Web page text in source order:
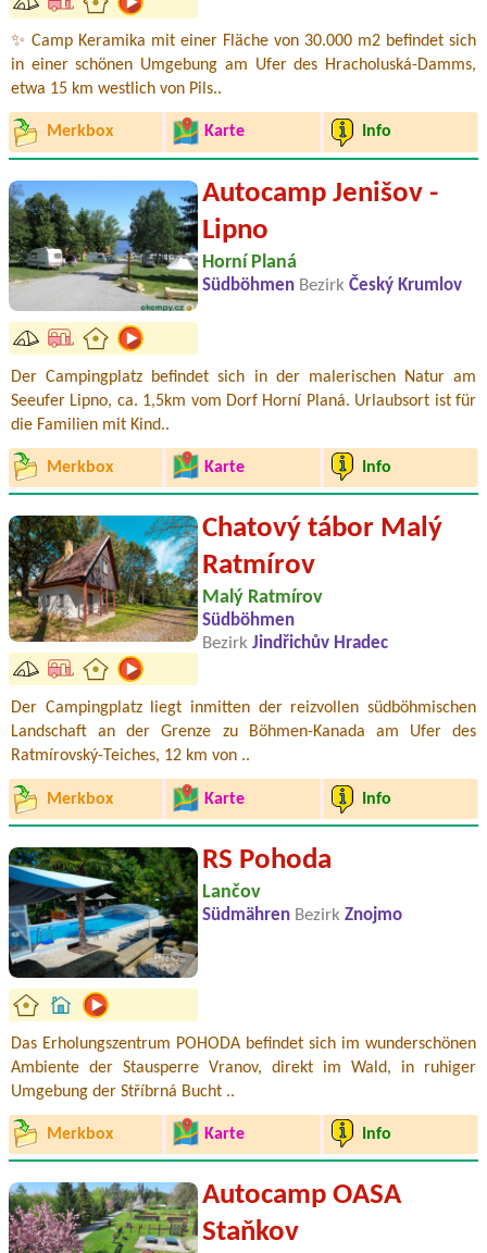
✨ Camp Keramika mit einer Fläche von 30.000 m2 befindet sich
in einer schönen Umgebung am Ufer des Hracholuská-Damms,
etwa 15 km westlich von Pils..
Merkbox Karte Info
Autocamp Jenišov -
Lipno
Horní Planá
Südböhmen Bezirk Český Krumlov
Der Campingplatz befindet sich in der malerischen Natur am
Seeufer Lipno, ca. 1,5km vom Dorf Horní Planá. Urlaubsort ist für
die Familien mit Kind..
Merkbox Karte Info
Chatový tábor Malý
Ratmírov
Malý Ratmírov
Südböhmen
Bezirk Jindřichův Hradec
Der Campingplatz liegt inmitten der reizvollen südböhmischen
Landschaft an der Grenze zu Böhmen-Kanada am Ufer des
Ratmírovský-Teiches, 12 km von ..
Merkbox Karte Info
RS Pohoda
Lančov
Südmähren Bezirk Znojmo
Das Erholungszentrum POHODA befindet sich im wunderschönen
Ambiente der Stausperre Vranov, direkt im Wald, in ruhiger
Umgebung der Stříbrná Bucht ..
Merkbox Karte Info
Autocamp OASA
Staňkov